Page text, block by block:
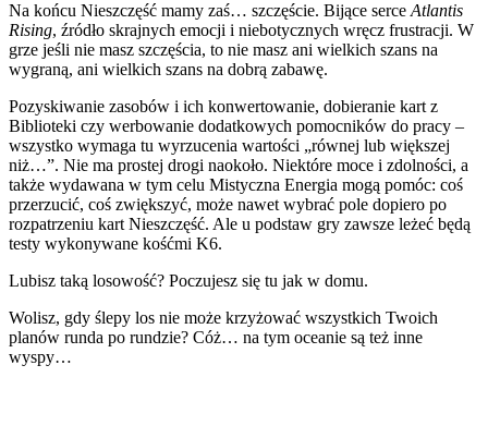
Na końcu Nieszczęść mamy zaś… szczęście. Bijące serce Atlantis
Rising, źródło skrajnych emocji i niebotycznych wręcz frustracji. W
grze jeśli nie masz szczęścia, to nie masz ani wielkich szans na
wygraną, ani wielkich szans na dobrą zabawę.
Pozyskiwanie zasobów i ich konwertowanie, dobieranie kart z
Biblioteki czy werbowanie dodatkowych pomocników do pracy –
wszystko wymaga tu wyrzucenia wartości „równej lub większej
niż…”. Nie ma prostej drogi naokoło. Niektóre moce i zdolności, a
także wydawana w tym celu Mistyczna Energia mogą pomóc: coś
przerzucić, coś zwiększyć, może nawet wybrać pole dopiero po
rozpatrzeniu kart Nieszczęść. Ale u podstaw gry zawsze leżeć będą
testy wykonywane kośćmi K6.
Lubisz taką losowość? Poczujesz się tu jak w domu.
Wolisz, gdy ślepy los nie może krzyżować wszystkich Twoich
planów runda po rundzie? Cóż… na tym oceanie są też inne
wyspy…